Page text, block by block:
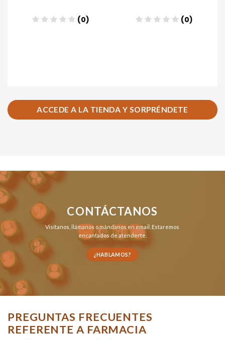
ACCEDE A LA TIENDA Y SORPRÉNDETE
CONTÁCTANOS
Visítanos, llámanosomándanos en email . Estaremos
encantados de atenderte.
¿HABLAMOS?
PREGUNTAS FRECUENTES
REFERENTE A FARMACIA